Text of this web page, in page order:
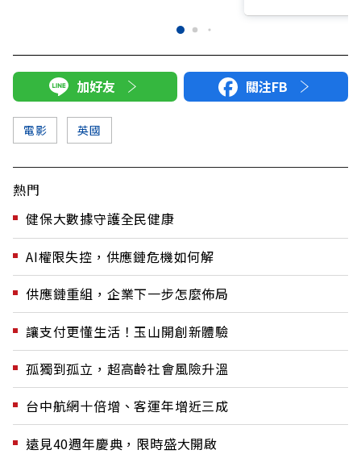
加好友 關注FB
電影 英國
熱門
健保大數據守護全民健康
AI權限失控，供應鏈危機如何解
供應鏈重組，企業下一步怎麼佈局
讓支付更懂生活！玉山開創新體驗
孤獨到孤立，超高齡社會風險升溫
台中航網十倍增、客運年增近三成
遠見40週年慶典，限時盛大開啟